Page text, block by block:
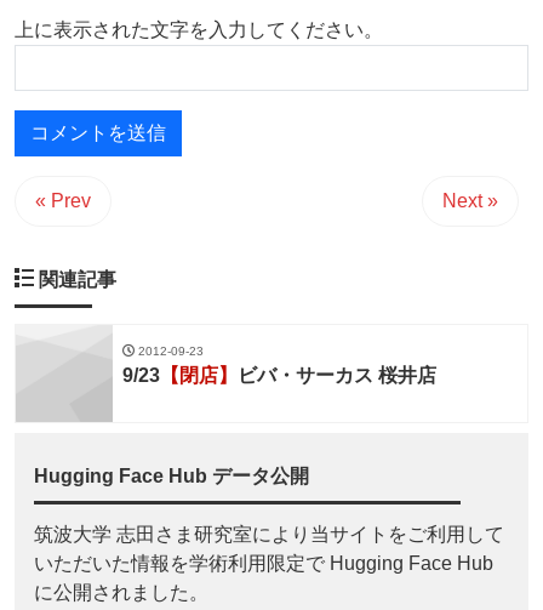
上に表示された文字を入力してください。
« Prev Next »
関連記事
2012-09-23
9/23 【閉店】 ビバ・サーカス 桜井店
Hugging Face Hub データ公開
筑波大学 志田さま研究室により当サイトをご利用して
いただいた情報を学術利用限定で Hugging Face Hub
に公開されました。